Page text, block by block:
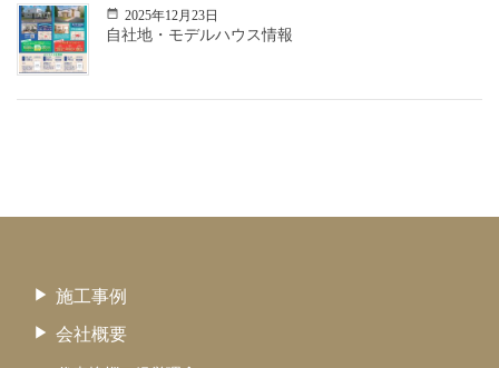
2025年12月23日
自社地・モデルハウス情報
施工事例
会社概要